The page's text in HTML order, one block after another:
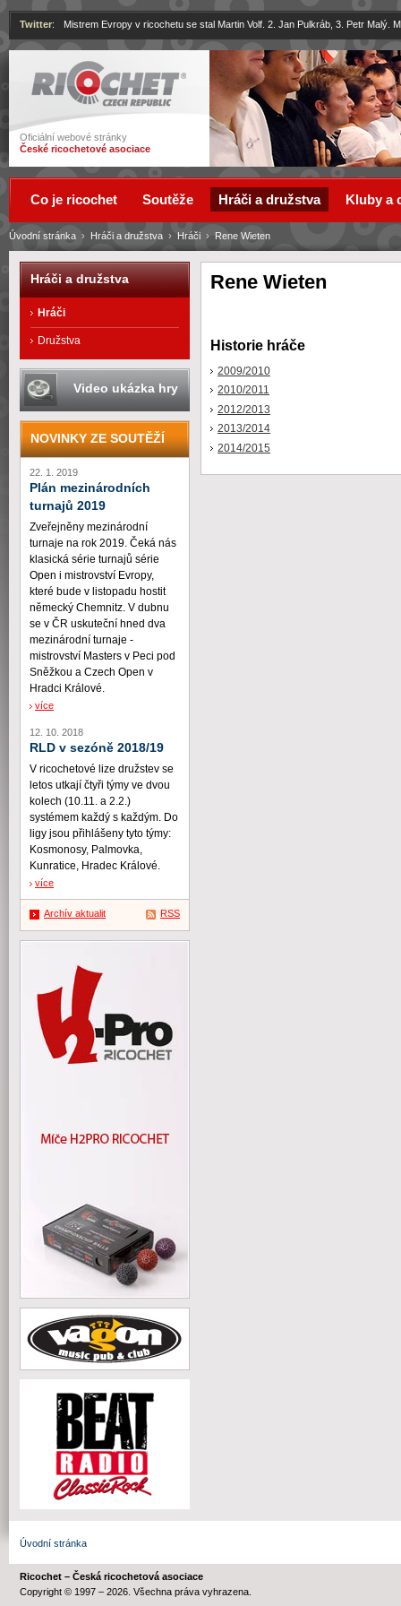
Ricochet
Oficiální webové stránky
České ricochetové asociace
Twitter: Mistrem Evropy v ricochetu se stal Martin Volf. 2. Jan Pulkráb, 3. Petr Malý.
Rene Wieten
Historie hráče
2009/2010
2010/2011
2012/2013
2013/2014
2014/2015
Úvodní stránka › Hráči a družstva › Hráči › Rene Wieten
Co je ricochet Soutěže Hráči a družstva Kluby a
Hráči a družstva
Hráči
Družstva
Video ukázka hry
NOVINKY ZE SOUTĚŽÍ
22. 1. 2019
Plán mezinárodních
turnajů 2019
Zveřejněny mezinárodní
turnaje na rok 2019. Čeká nás
klasická série turnajů série
Open i mistrovství Evropy,
které bude v listopadu hostit
německý Chemnitz. V dubnu
se v ČR uskuteční hned dva
mezinárodní turnaje -
mistrovství Masters v Peci pod
Sněžkou a Czech Open v
Hradci Králové.
více
12. 10. 2018
RLD v sezóně 2018/19
V ricochetové lize družstev se
letos utkají čtyři týmy ve dvou
kolech (10.11. a 2.2.)
systémem každý s každým. Do
ligy jsou přihlášeny tyto týmy:
Kosmonosy, Palmovka,
Kunratice, Hradec Králové.
více
Archív aktualit RSS
Úvodní stránka
Ricochet – Česká ricochetová asociace
Copyright © 1997 – 2026. Všechna práva vyhrazena.